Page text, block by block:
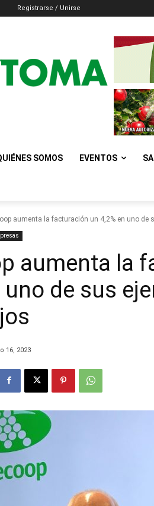
Registrarse / Unirse
SOMOS EVENTOS
aumenta la facturación un 4,2% en uno de
aumenta la
uno de sus
16, 2023